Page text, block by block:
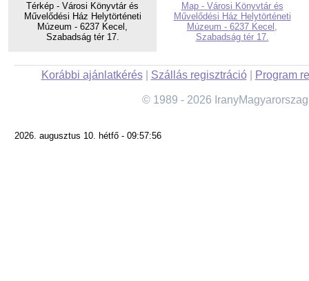
Térkép - Városi Könyvtár és
Művelődési Ház Helytörténeti
Múzeum - 6237 Kecel,
Szabadság tér 17.
Map - Városi Könyvtár és
Művelődési Ház Helytörténeti
Múzeum - 6237 Kecel,
Szabadság tér 17.
Korábbi ajánlatkérés| Szállás regisztráció| Program
© 1989 - 2026
2026. augusztus 10. hétfő - 09:57:56